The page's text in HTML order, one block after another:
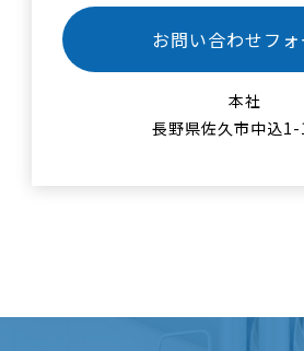
お問い合わせフ
本社
長野県佐久市中込